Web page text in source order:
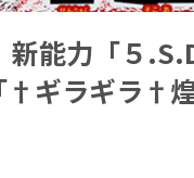
新能力「５
†ギラギラ†